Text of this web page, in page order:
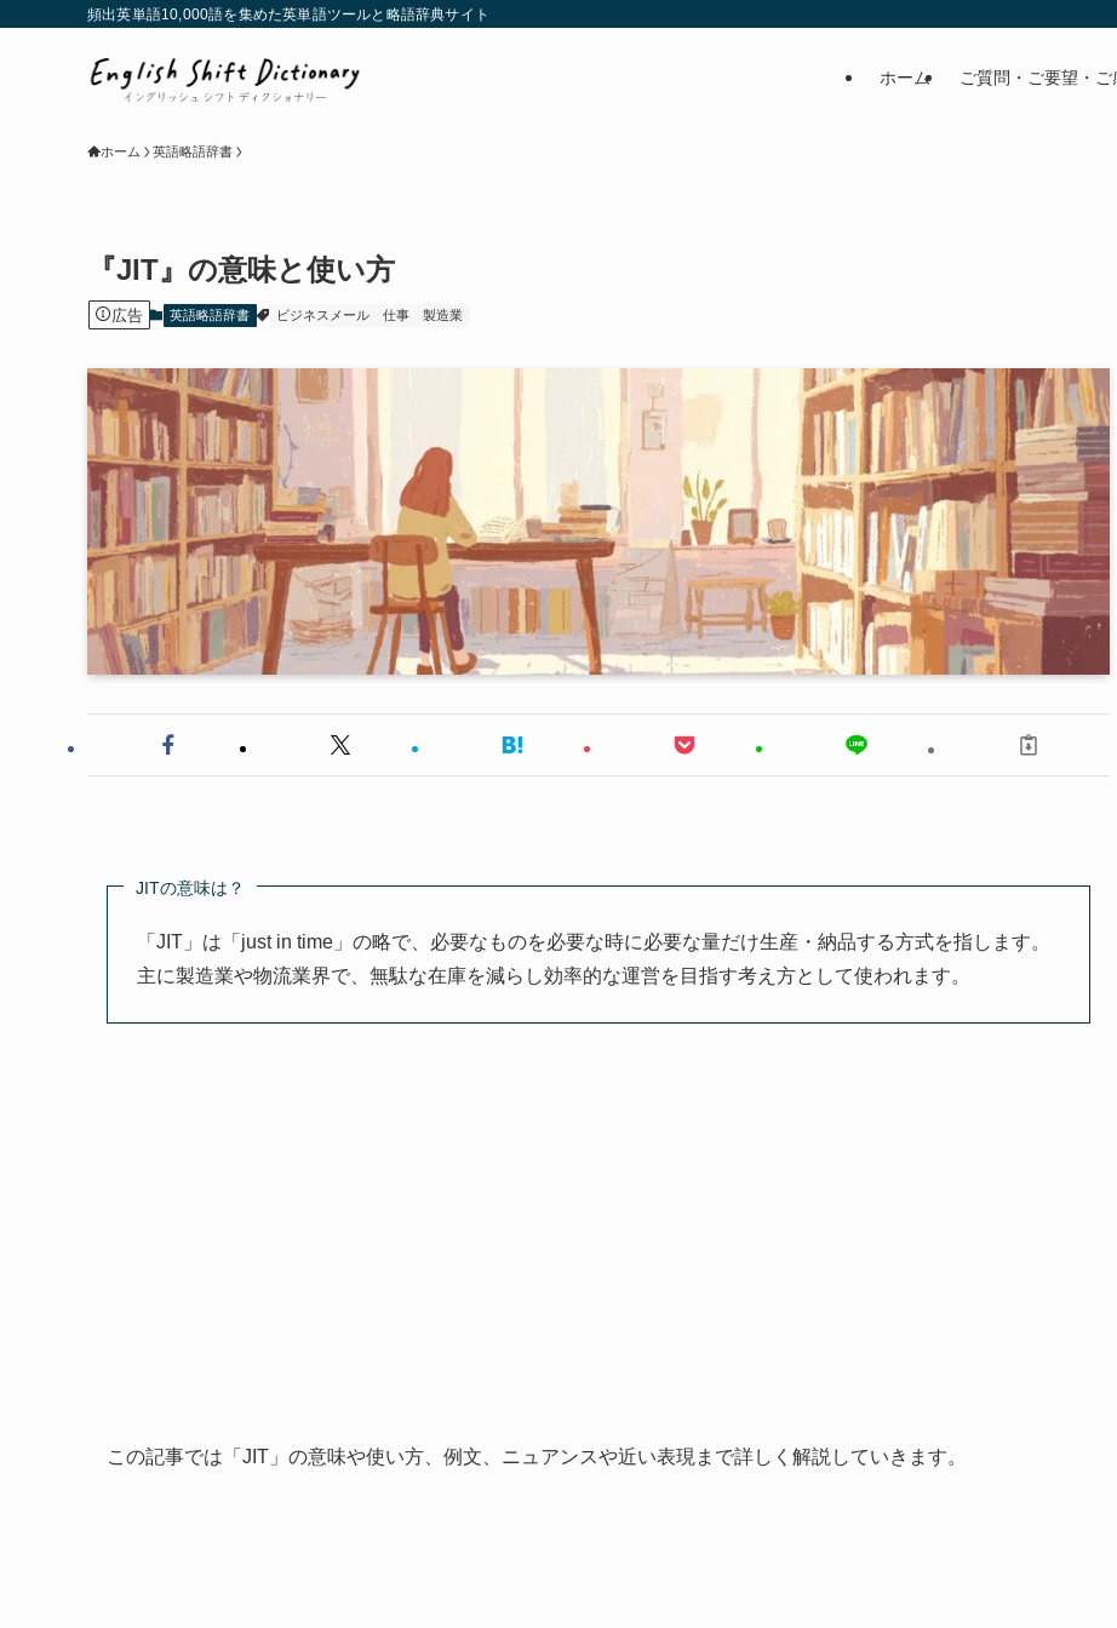
頻出英単語10,000語を集めた英単語ツールと略語辞典サイト
ホーム ご質問・ご要望・ご
ホーム 英語略語辞書
『JIT』の意味と使い方
広告 英語略語辞書 ビジネスメール 仕事 製造業
JITの意味は？
「JIT」は「just in time」の略で、必要なものを必要な時に必要な量だけ生産・納品する方式を指します。
主に製造業や物流業界で、無駄な在庫を減らし効率的な運営を目指す考え方として使われます。
この記事では「JIT」の意味や使い方、例文、ニュアンスや近い表現まで詳しく解説していきます。